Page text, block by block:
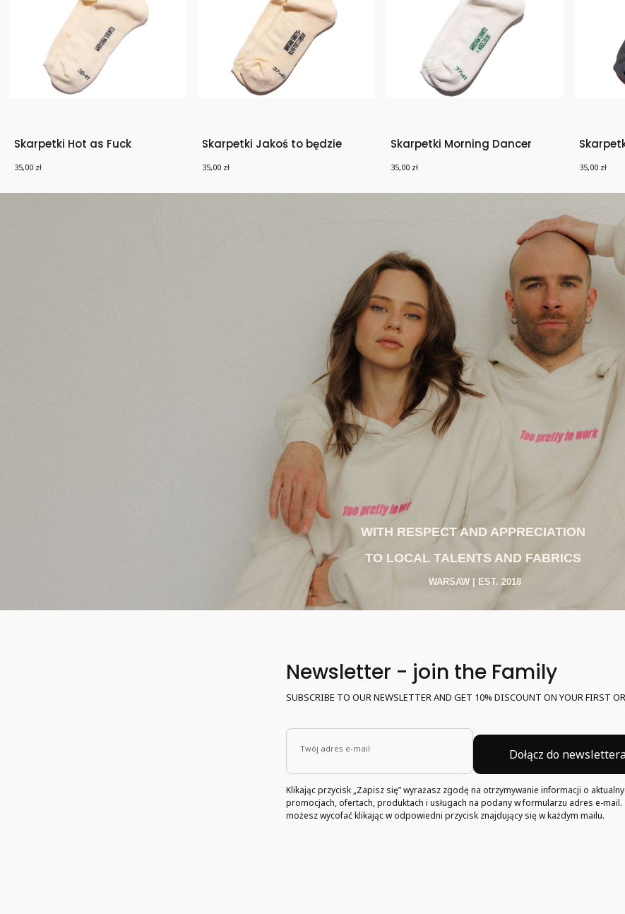
Skarpetki Hot as Fuck
Cena
35,00 zł
Skarpetki Jakoś to będzie
Cena
35,00 zł
Skarpetki Morning Dancer
Cena
35,00 zł Cena
35,00 zł
WITH RESPECT AND APPRECIATION
TO LOCAL TALENTS AND FABRICS
WARSAW | EST. 2018
Newsletter - join the Family
SUBSCRIBE TO OUR NEWSLETTER AND GET 10% DISCOUNT ON YOUR FIRST
Twój adres e-mail Dołącz do
Klikając przycisk „Zapisz się” wyrażasz zgodę na otrzymywanie informacji o
promocjach, ofertach, produktach i usługach na podany w formularzu adres e-
możesz wycofać klikając w odpowiedni przycisk znajdujący się w każdym mailu.